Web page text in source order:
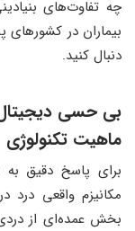
چه تفاوت‌های
بیماران در کشورهای
دنبال کنید.
بی حسی
ماهیت تکنولوژی
برای پاسخ دقیق
مکانیزم واقعی درد
بخش عمده‌ای از